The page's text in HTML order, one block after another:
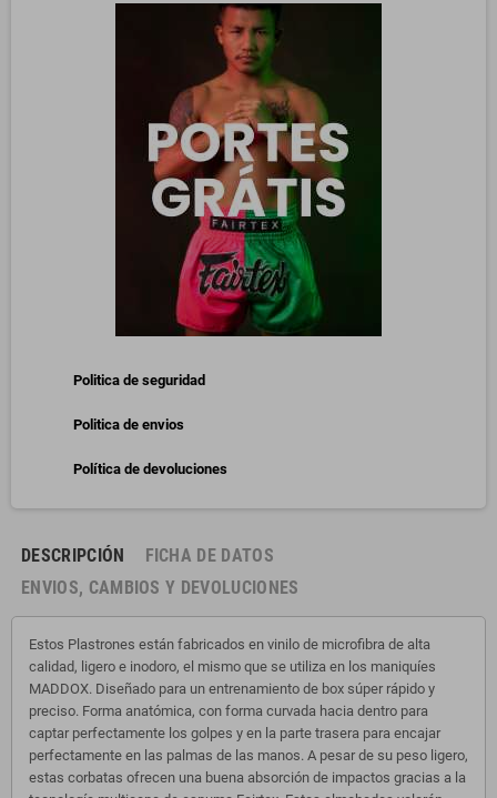
Politica de seguridad
Politica de envios
Política de devoluciones
DESCRIPCIÓN
FICHA DE DATOS
ENVIOS, CAMBIOS Y DEVOLUCIONES
Estos Plastrones están fabricados en vinilo de microfibra de alta
calidad, ligero e inodoro, el mismo que se utiliza en los maniquíes
MADDOX. Diseñado para un entrenamiento de box súper rápido y
preciso. Forma anatómica, con forma curvada hacia dentro para
captar perfectamente los golpes y en la parte trasera para encajar
perfectamente en las palmas de las manos. A pesar de su peso ligero,
estas corbatas ofrecen una buena absorción de impactos gracias a la